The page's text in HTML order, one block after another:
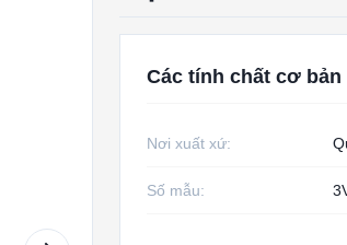
Các tính chất cơ bản
Nơi xuất xứ:
Số mẫu: